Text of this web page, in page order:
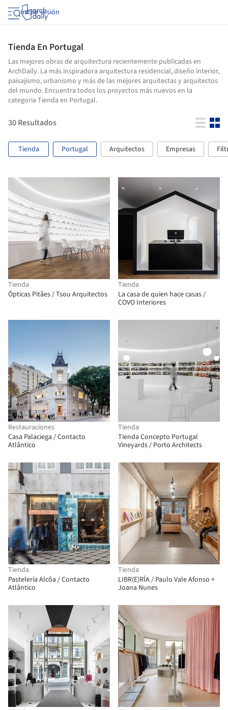
Iniciar sesión
Tienda En Portugal
Las mejores obras de arquitectura recientemente publicadas en
ArchDaily. La más inspiradora arquitectura residencial, diseño interior,
paisajismo, urbanismo y más de las mejores arquitectas y arquitectos
del mundo. Encuentra todos los proyectos más nuevos en la
categoria Tienda en Portugal.
30Resultados
Tienda Portugal Arquitectos Empresas
Tienda
Ópticas Pitães / Tsou Arquitectos
Tienda
La casa de quien hace casas /
COVO Interiores
Restauraciones
Casa Palaciega / Contacto
Atlântico
Tienda
Tienda Concepto Portugal
Vineyards / Porto Architects
Tienda
Pastelería Alcôa / Contacto
Atlântico
Tienda
LIBR(E)RÍA / Paulo Vale Afonso +
Joana Nunes